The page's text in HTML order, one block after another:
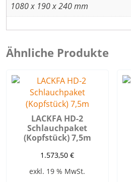
1080 x 190 x 240 mm
Ähnliche Produkte
LACKFA HD-2
Schlauchpaket
(Kopfstück) 7,5m
1.573,50€
exkl. 19 % MwSt.